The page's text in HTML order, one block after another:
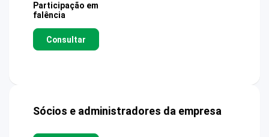
Participação em
falência
Consultar
Sócios e administradores da empresa